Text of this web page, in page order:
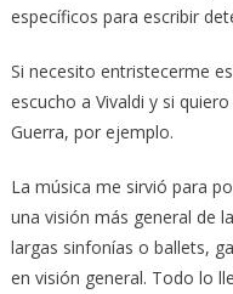
específicos para escribir
Si necesito entristecerme
escucho a Vivaldi y si
Guerra, por ejemplo.
La música me sirvió para
una visión más general de
largas sinfonías o ballets,
en visión general. Todo lo